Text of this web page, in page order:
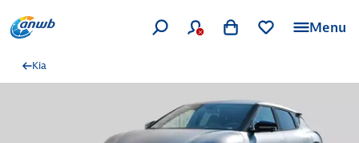
Menu
Kia